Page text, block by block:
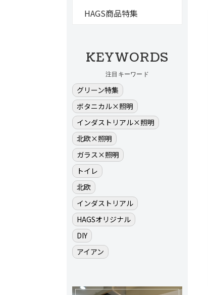
HAGS商品特集
KEYWORDS
注目キーワード
グリーン特集
ボタニカル×照明
インダストリアル×照明
北欧×照明
ガラス×照明
トイレ
北欧
インダストリアル
HAGSオリジナル
DIY
アイアン